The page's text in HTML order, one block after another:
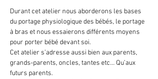
Durant cet atelier nous aborderons les bases
du portage physiologique des bébés, le portage
à bras et nous essaierons différents moyens
pour porter bébé devant soi.
Cet atelier s’adresse aussi bien aux parents,
grands-parents, oncles, tantes etc… Qu’aux
futurs parents.